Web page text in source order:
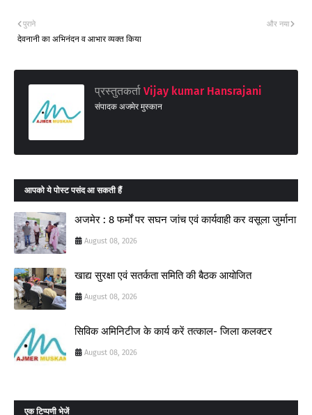
और नया
पुराने
देवनानी का अभिनंदन व आभार व्यक्त किया
प्रस्तुतकर्ता Vijay kumar Hansrajani
संपादक अजमेर मुस्कान
आपको ये पोस्ट पसंद आ सकती हैं
अजमेर : 8 फर्मों पर सघन जांच एवं कार्यवाही कर वसूला जुर्माना
August 08, 2026
खाद्य सुरक्षा एवं सतर्कता समिति की बैठक आयोजित
August 08, 2026
सिविक अमिनिटीज के कार्य करें तत्काल- जिला कलक्टर
August 08, 2026
एक टिप्पणी भेजें